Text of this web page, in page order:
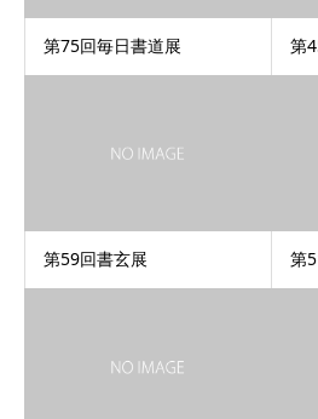
第75回毎日書道展 第
第59回書玄展 第